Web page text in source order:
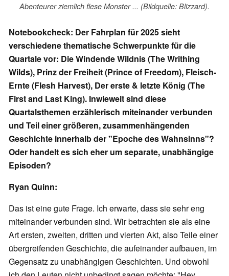
Abenteurer ziemlich fiese Monster ... (Bildquelle: Blizzard).
Notebookcheck: Der Fahrplan für 2025 sieht
verschiedene thematische Schwerpunkte für die
Quartale vor: Die Windende Wildnis (The Writhing
Wilds), Prinz der Freiheit (Prince of Freedom), Fleisch-
Ernte (Flesh Harvest), Der erste & letzte König (The
First and Last King). Inwieweit sind diese
Quartalsthemen erzählerisch miteinander verbunden
und Teil einer größeren, zusammenhängenden
Geschichte innerhalb der "Epoche des Wahnsinns"?
Oder handelt es sich eher um separate, unabhängige
Episoden?
Ryan Quinn:
Das ist eine gute Frage. Ich erwarte, dass sie sehr eng
miteinander verbunden sind. Wir betrachten sie als eine
Art ersten, zweiten, dritten und vierten Akt, also Teile einer
übergreifenden Geschichte, die aufeinander aufbauen, im
Gegensatz zu unabhängigen Geschichten. Und obwohl